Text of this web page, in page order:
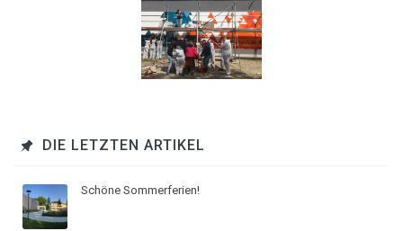
DIE LETZTEN ARTIKEL
Schöne Sommerferien!